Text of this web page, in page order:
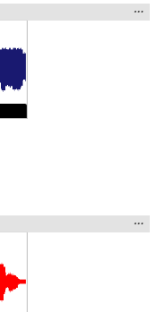
la
…
la
…